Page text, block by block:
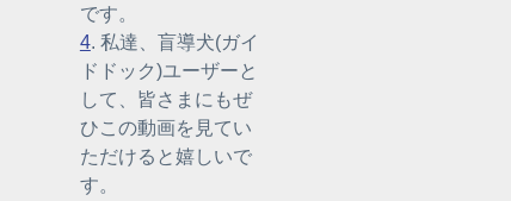
です。
4. 私達、盲導犬(ガイ
ドドック)ユーザーと
して、皆さまにもぜ
ひこの動画を見てい
ただけると嬉しいで
す。